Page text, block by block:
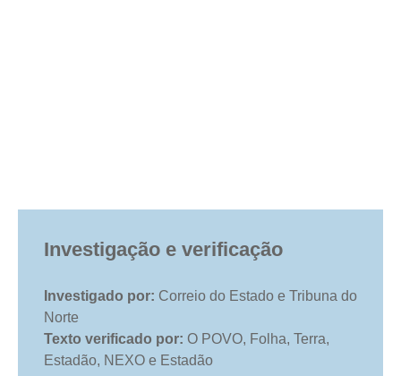
Investigação e verificação
Investigado por: Correio do Estado e Tribuna do
Norte
Texto verificado por: O POVO, Folha, Terra,
Estadão, NEXO e Estadão